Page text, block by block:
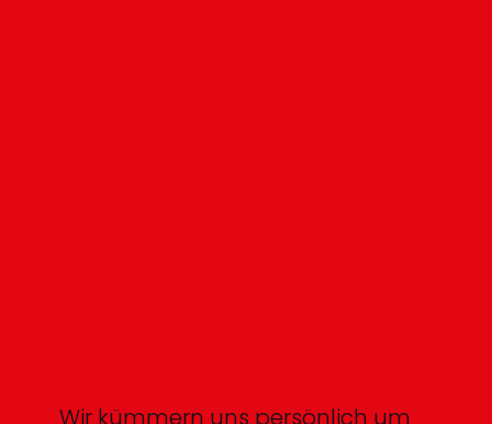
Wir kümmern uns persönlich um